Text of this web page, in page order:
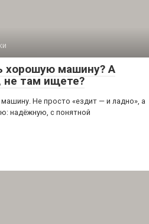
хорошую машину? А
там ищете?
Не просто «ездит — и ладно», а
надёжную, с понятной